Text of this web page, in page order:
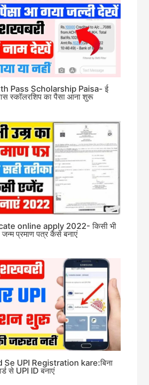
Pass Scholarship Paisa- ई
स्कॉलरशिप का पैसा आना शुरू
online apply 2022- किसी भी
प्रमाण पत्र कैसे बनाएं
Se UPI Registration kare:बिना
से UPI ID बनाएं